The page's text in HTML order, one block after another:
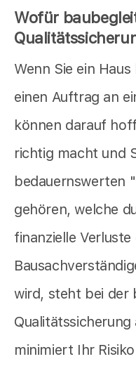
Wofür
Wenn Sie ein
einen Auftrag an
können darauf
richtig macht und
bedauernswerten
gehören, welche
finanzielle Verluste
wird, steht bei der
minimiert Ihr